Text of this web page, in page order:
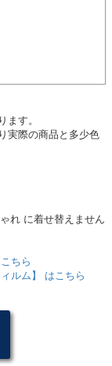
す。
実際の商品と多少色
れ に着せ替えません
ちら
ルム】 はこちら